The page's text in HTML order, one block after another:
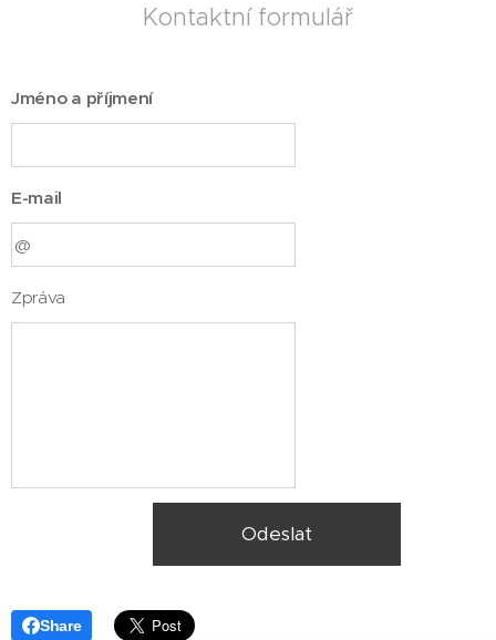
Kontaktní formulář
Jméno a příjmení
E-mail
Zpráva
Odeslat
Share